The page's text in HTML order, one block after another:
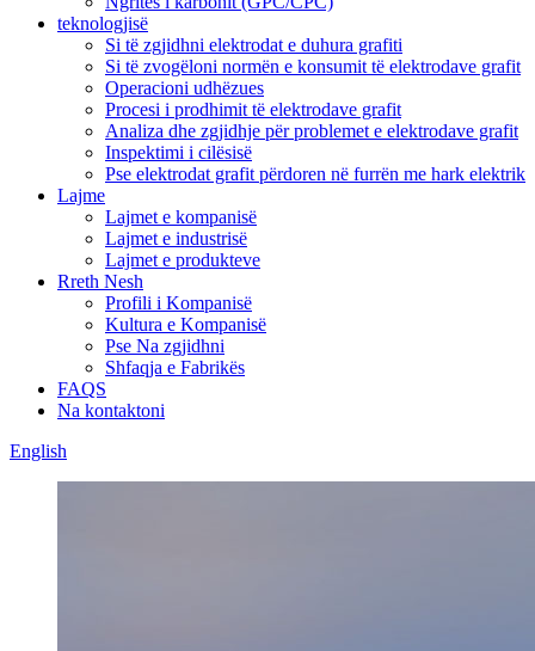
teknologjisë
Si të zgjidhni elektrodat e duhura grafiti
Si të zvogëloni normën e konsumit të elektrodave grafit
Operacioni udhëzues
Procesi i prodhimit të elektrodave grafit
Analiza dhe zgjidhje për problemet e elektrodave grafit
Inspektimi i cilësisë
Pse elektrodat grafit përdoren në furrën me hark elektrik
Lajme
Lajmet e kompanisë
Lajmet e industrisë
Lajmet e produkteve
Rreth Nesh
Profili i Kompanisë
Kultura e Kompanisë
Pse Na zgjidhni
Shfaqja e Fabrikës
FAQS
Na kontaktoni
English